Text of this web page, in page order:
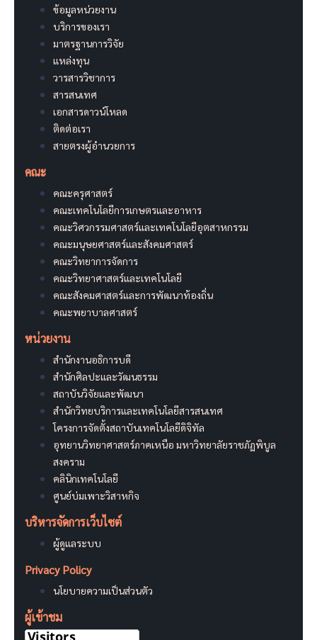
ข้อมูลหน่วยงาน
บริการของเรา
มาตรฐานการวิจัย
แหล่งทุน
วารสารวิชาการ
สารสนเทศ
เอกสารดาวน์โหลด
ติดต่อเรา
สายตรงผู้อำนวยการ
คณะ
คณะครุศาสตร์
คณะเทคโนโลยีการเกษตรและอาหาร
คณะวิศวกรรมศาสตร์และเทคโนโลยีอุตสาหกรรม
คณะมนุษยศาสตร์และสังคมศาสตร์
คณะวิทยาการจัดการ
คณะวิทยาศาสตร์และเทคโนโลยี
คณะสังคมศาสตร์และการพัฒนาท้องถิ่น
คณะพยาบาลศาสตร์
หน่วยงาน
สำนักงานอธิการบดี
สำนักศิลปะและวัฒนธรรม
สถาบันวิจัยและพัฒนา
สำนักวิทยบริการและเทคโนโลยีสารสนเทศ
โครงการจัดตั้งสถาบันเทคโนโลยีดิจิทัล
อุทยานวิทยาศาสตร์ภาคเหนือ มหาวิทยาลัยราชภัฏพิบูล
สงคราม
คลินิกเทคโนโลยี
ศูนย์บ่มเพาะวิสาหกิจ
บริหารจัดการเว็บไซต์
ผู้ดูแลระบบ
Privacy Policy
นโยบายความเป็นส่วนตัว
ผู้เข้าชม